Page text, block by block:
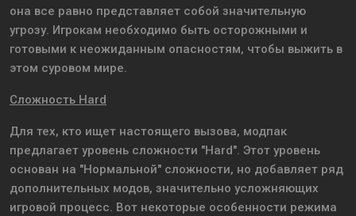
она все равно представляет собой значительную
угрозу. Игрокам необходимо быть осторожными и
готовыми к неожиданным опасностям, чтобы выжить в
этом суровом мире.
Сложность Hard
Для тех, кто ищет настоящего вызова, модпак
предлагает уровень сложности "Hard". Этот уровень
основан на "Нормальной" сложности, но добавляет ряд
дополнительных модов, значительно усложняющих
игровой процесс. Вот некоторые особенности режима